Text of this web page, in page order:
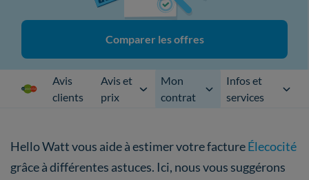
Comparer les offres
Avis
clients
Avis et
prix
Mon
contrat
Infos et
services
Hello Watt vous aide à estimer votre factureÉlecocité
grâce à différentes astuces. Ici, nous vous suggérons